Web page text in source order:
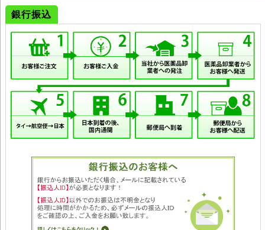
◆本剤は国内では医師の処方を必要とする【要指示薬】です。本剤の説明
文は英文の能書を翻訳したものであり、使用方法等が日本の医療従事者の
見解 と異なる場合がありますのでご留意ください。
◆輸入医薬品はご自身の責任の上で、他者に譲渡せずご自身にてご使用く
ださい。
◆詳細は掛かり付けの医師または薬剤師にご相談ください。
◆弊社ではどのような責任も受けかねますのでご了承ください。
銀行振込